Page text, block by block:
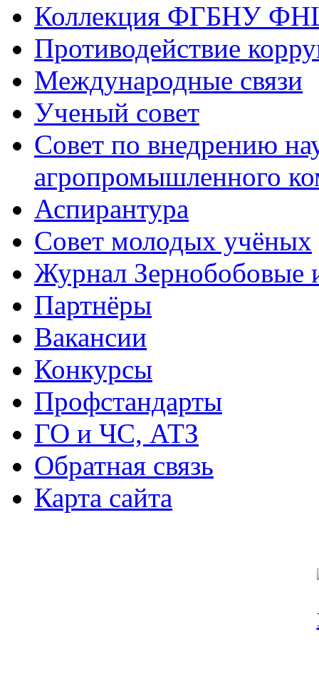
Коллекция ФГБНУ
Противодействие
Международные связи
Ученый совет
Совет по внедрению
агропромышленного
Аспирантура
Совет молодых учёных
Журнал Зернобобовые
Партнёры
Вакансии
Конкурсы
Профстандарты
ГО и ЧС, АТЗ
Обратная связь
Карта сайта